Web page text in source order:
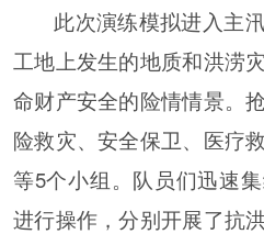
此次演练模拟进入主
工地上发生的地质和洪涝
命财产安全的险情情景。
险救灾、安全保卫、医疗
等5个小组。队员们迅速
进行操作，分别开展了抗